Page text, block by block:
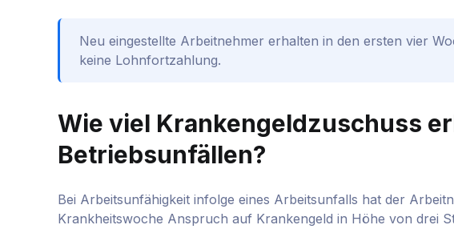
Neu eingestellte Arbeitnehmer erhalten in den ersten vier
keine Lohnfortzahlung.
Wie viel Krankengeldzuschuss
Betriebsunfällen?
Bei Arbeitsunfähigkeit infolge eines Arbeitsunfalls hat der
Krankheitswoche Anspruch auf Krankengeld in Höhe von drei